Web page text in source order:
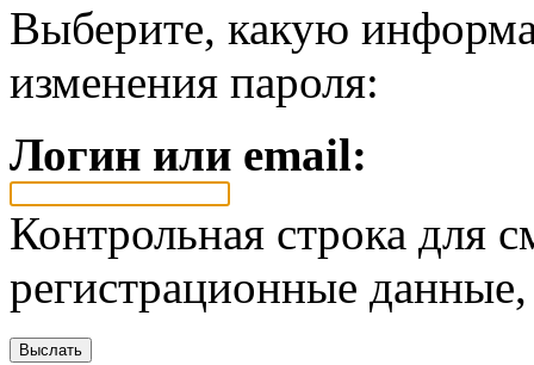
Выберите, какую
изменения пароля:
Логин или email:
Контрольная строка для
регистрационные